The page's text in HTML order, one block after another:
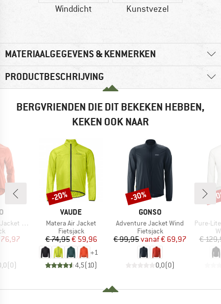
Winddicht Kunstvezel
MATERIAALGEGEVENS & KENMERKEN
PRODUCTBESCHRIJVING
BERGVRIENDEN DIE DIT BEKEKEN HEBBEN,
KEKEN OOK NAAR
Wind
prijs
(0)
MERK
VAUDE
Artikel
Matera Air Jacket
Productgroep
Fietsjack
Prijs
€ 74,95Verlaagde prijs
€ 59,96
+1
4,5( 10)
Korting
-20%
MERK
GONSO
Artikel
Adventure Jacket Wind
Productgroep
Fietsjack
Prijs
€ 99,95 Verlaagde prijs
vanaf€ 69,97
0,0(0)
Korting
-30%
Artikel
Pure-
€
-